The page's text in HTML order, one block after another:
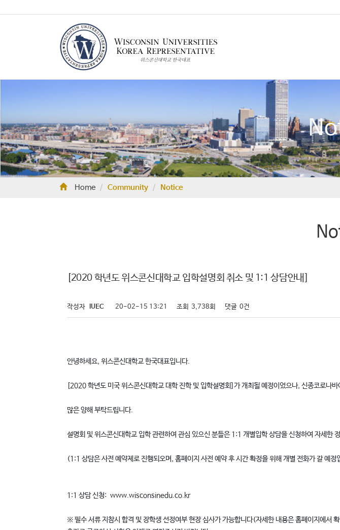
Home Community Notice
[2020 학년도 위스콘신대학교 입학설명회 취소 및 1:1 상담안내]
작성자 IUEC 20-02-15 13:21 조회 3,738회 댓글 0건
안녕하세요, 위스콘신대학교 한국대표입니다.
[2020 학년도 미국 위스콘신대학교 대학 진학 및 입학설명회]가 개최될 예정이었으나, 신종코로나
많은 양해 부탁드립니다.
설명회 및 위스콘신대학교 입학 관련하여 관심 있으신 분들은 1:1 개별입학 상담을 신청하여 자세한
(1:1 상담은 사전 예약제로 진행되오며, 홈페이지 사전 예약 후 시간 확정을 위해 개별 전화가 갈 예정
1:1 상담 신청: www.wisconsinedu.co.kr
※ 필수 서류 지참시 합격 및 장학생 선정여부 현장 심사가 가능합니다(자세한 내용은 홈페이지에서